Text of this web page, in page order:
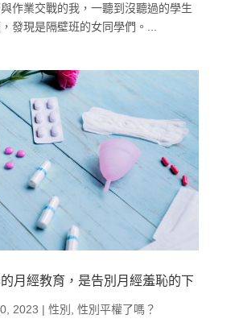
作業交戰的我，一聽到沒聽過的學生
發現是隔壁班的女同學們。...
月經教育，是告別月經羞恥的下
2023 | 性別 性別平權了嗎？